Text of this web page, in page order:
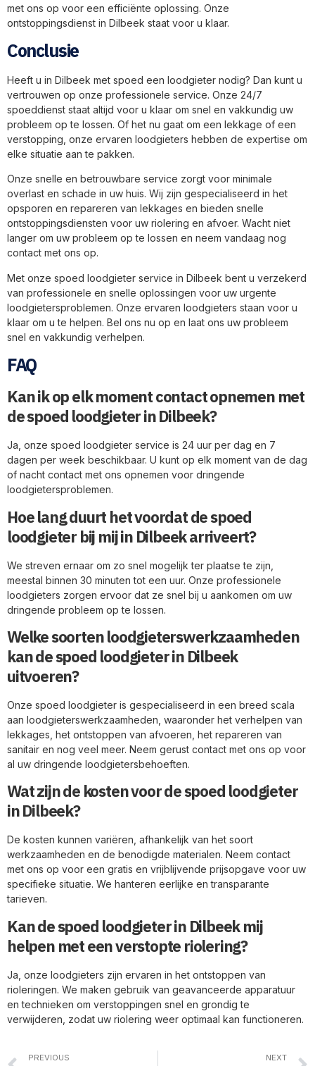
met ons op voor een efficiënte oplossing. Onze
ontstoppingsdienst in Dilbeek staat voor u klaar.
Conclusie
Heeft u in Dilbeek met spoed een loodgieter nodig? Dan kunt u
vertrouwen op onze professionele service. Onze 24/7
spoeddienst staat altijd voor u klaar om snel en vakkundig uw
probleem op te lossen. Of het nu gaat om een lekkage of een
verstopping, onze ervaren loodgieters hebben de expertise om
elke situatie aan te pakken.
Onze snelle en betrouwbare service zorgt voor minimale
overlast en schade in uw huis. Wij zijn gespecialiseerd in het
opsporen en repareren van lekkages en bieden snelle
ontstoppingsdiensten voor uw riolering en afvoer. Wacht niet
langer om uw probleem op te lossen en neem vandaag nog
contact met ons op.
Met onze spoed loodgieter service in Dilbeek bent u verzekerd
van professionele en snelle oplossingen voor uw urgente
loodgietersproblemen. Onze ervaren loodgieters staan voor u
klaar om u te helpen. Bel ons nu op en laat ons uw probleem
snel en vakkundig verhelpen.
FAQ
Kan ik op elk moment contact opnemen met
de spoed loodgieter in Dilbeek?
Ja, onze spoed loodgieter service is 24 uur per dag en 7
dagen per week beschikbaar. U kunt op elk moment van de dag
of nacht contact met ons opnemen voor dringende
loodgietersproblemen.
Hoe lang duurt het voordat de spoed
loodgieter bij mij in Dilbeek arriveert?
We streven ernaar om zo snel mogelijk ter plaatse te zijn,
meestal binnen 30 minuten tot een uur. Onze professionele
loodgieters zorgen ervoor dat ze snel bij u aankomen om uw
dringende probleem op te lossen.
Welke soorten loodgieterswerkzaamheden
kan de spoed loodgieter in Dilbeek
uitvoeren?
Onze spoed loodgieter is gespecialiseerd in een breed scala
aan loodgieterswerkzaamheden, waaronder het verhelpen van
lekkages, het ontstoppen van afvoeren, het repareren van
sanitair en nog veel meer. Neem gerust contact met ons op voor
al uw dringende loodgietersbehoeften.
Wat zijn de kosten voor de spoed loodgieter
in Dilbeek?
De kosten kunnen variëren, afhankelijk van het soort
werkzaamheden en de benodigde materialen. Neem contact
met ons op voor een gratis en vrijblijvende prijsopgave voor uw
specifieke situatie. We hanteren eerlijke en transparante
tarieven.
Kan de spoed loodgieter in Dilbeek mij
helpen met een verstopte riolering?
Ja, onze loodgieters zijn ervaren in het ontstoppen van
rioleringen. We maken gebruik van geavanceerde apparatuur
en technieken om verstoppingen snel en grondig te
verwijderen, zodat uw riolering weer optimaal kan functioneren.
PREVIOUS NEXT